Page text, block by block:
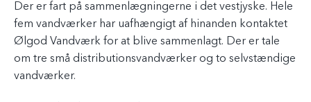
Der er fart på sammenlægningerne i det vestjyske. Hele
fem vandværker har uafhængigt af hinanden kontaktet
Ølgod Vandværk for at blive sammenlagt. Der er tale
om tre små distributionsvandværker og to selvstændige
vandværker.